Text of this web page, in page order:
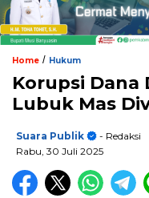
Home / Hukum
Korupsi Dana
Lubuk Mas
Suara Publik
- Redaksi
Rabu, 30 Juli 2025